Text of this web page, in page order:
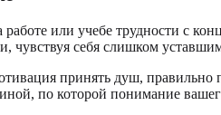
или учебе трудности с
чувствуя себя слишком
принять душ,
по которой понимание